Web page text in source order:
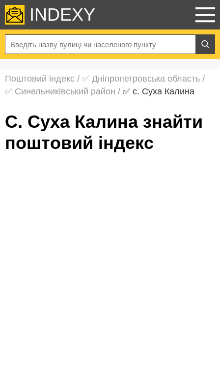
INDEXY
Поштовий індекс / ✅ Дніпропетровська область /
✅ Синельниківський район / ✅ с. Суха Калина
с. Суха Калина знайти
поштовий індекс